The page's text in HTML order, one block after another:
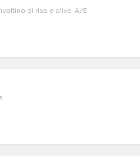
di riso e olive. A/E